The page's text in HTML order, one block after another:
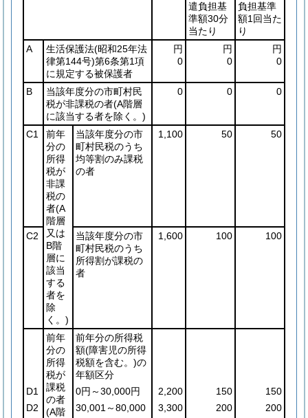
遣負担基
準額30分
当たり
負担基準
額1回当た
り
A
生活保護法(昭和25年法
律第144号)第6条第1項
に規定する被保護者
円
0
円
0
円
0
B
当該年度分の市町村民
税が非課税の者(A階層
に該当する者を除く。)
0 0 0
C1
前年
分の
所得
税が
非課
税の
者(A
階層
又は
B階
層に
該当
する
者を
除
く。)
当該年度分の市
町村民税のうち
均等割のみ課税
の者
1,100 50 50
C2
当該年度分の市
町村民税のうち
所得割が課税の
者
1,600 100 100
前年
分の
所得
税が
課税
の者
(A階
前年分の所得税
額(障害児の所得
税額を含む。)の
年額区分
D1
0円～30,000円 2,200 150
150
D2
30,001～80,000 3,300 200
200